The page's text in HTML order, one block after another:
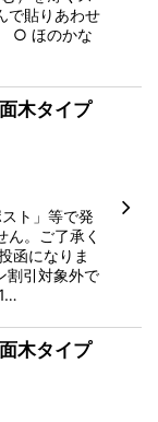
で貼りあわせ
○ ほのかな
木タイプ
ト」等で発
ん。ご了承く
函になりま
割引対象外で
木タイプ